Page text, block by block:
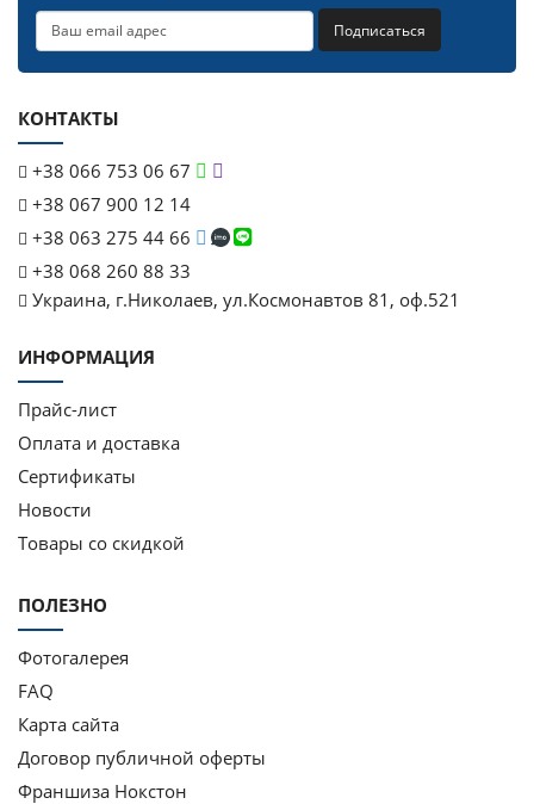
Подписаться
КОНТАКТЫ
+38 066 753 06 67
+38 067 900 12 14
+38 063 275 44 66
+38 068 260 88 33
Украина, г.Николаев, ул.Космонавтов 81, оф.521
ИНФОРМАЦИЯ
Прайс-лист
Оплата и доставка
Сертификаты
Новости
Товары со скидкой
ПОЛЕЗНО
Фотогалерея
FAQ
Карта сайта
Договор публичной оферты
Франшиза Нокстон